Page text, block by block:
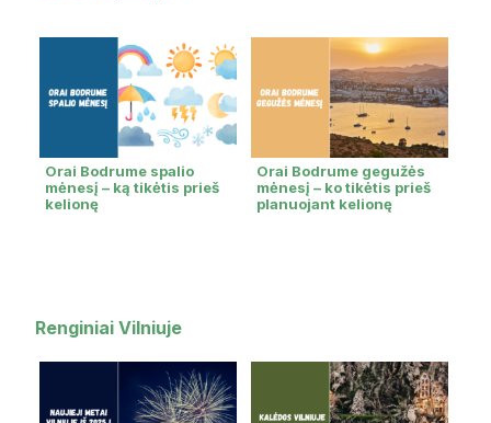
Orai Bodrume spalio
mėnesį – ką tikėtis prieš
kelionę
Orai Bodrume gegužės
mėnesį – ko tikėtis prieš
planuojant kelionę
Renginiai Vilniuje